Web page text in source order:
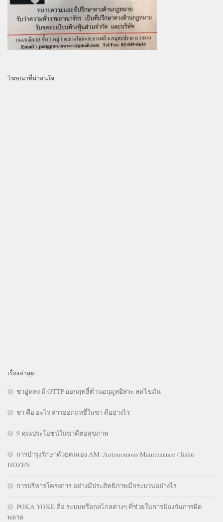
โฆษณาที่น่าสนใจ
เรื่องล่าสุด
ชาอู่หลง มี OTTP ออกฤทธิ์ต้านอนุมูลอิสระ ลดไขมัน
ชา คือ อะไร สารออกฤทธิ์ในชา ดีอย่างไร
9 คุณประโยชน์ในชาดีต่อสุขภาพ
การบำรุงรักษาด้วยตนเอง AM :Autonomous Maintenance / Jishu
HOZEN
การบริหารโครงการ อย่างมีประสิทธิภาพมีกระบวนอย่างไร
POKA YOKE คือ ระบบหรือกลไกลต่างๆ ที่ช่วยในการป้องกันการผิด
พลาด